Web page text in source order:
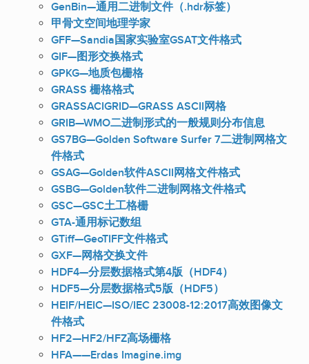
GenBin—通用二进制文件（.hdr标签）
甲骨文空间地理学家
GFF—Sandia国家实验室GSAT文件格式
GIF—图形交换格式
GPKG—地质包栅格
GRASS 栅格格式
GRASSACIGRID—GRASS ASCII网格
GRIB—WMO二进制形式的一般规则分布信息
GS7BG—Golden Software Surfer 7二进制网格文
件格式
GSAG—Golden软件ASCII网格文件格式
GSBG—Golden软件二进制网格文件格式
GSC—GSC土工格栅
GTA-通用标记数组
GTiff—GeoTIFF文件格式
GXF—网格交换文件
HDF4—分层数据格式第4版（HDF4）
HDF5—分层数据格式5版（HDF5）
HEIF/HEIC—ISO/IEC 23008-12:2017高效图像文
件格式
HF2—HF2/HFZ高场栅格
HFA——Erdas Imagine.img